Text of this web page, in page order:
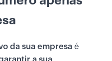
da sua empresa é
a sua